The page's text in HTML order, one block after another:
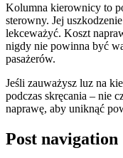
Kolumna kierownicy to
sterowny. Jej
lekceważyć. Koszt
nigdy nie powinna być
pasażerów.
Jeśli zauważysz luz na
podczas skręcania – nie
naprawę, aby uniknąć
Post navigation